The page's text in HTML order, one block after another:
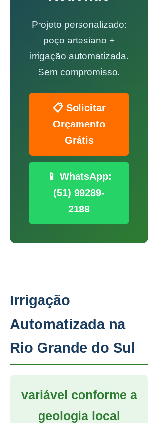
Projeto personalizado:
poço artesiano +
irrigação automatizada.
Sem compromisso.
📋 Solicitar
Orçamento
Grátis
📱 WhatsApp:
(51) 99289-
2188
Irrigação
Automatizada na
Rio Grande do Sul
variável conforme a
geologia local